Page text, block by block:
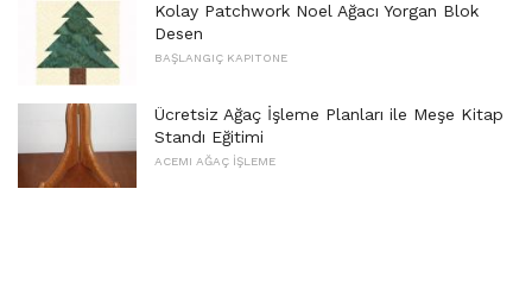
Kolay Patchwork Noel Ağacı Yorgan Blok
Desen
BAŞLANGIÇ ​​KAPITONE
Ücretsiz Ağaç İşleme Planları ile Meşe Kitap
Standı Eğitimi
ACEMI AĞAÇ İŞLEME